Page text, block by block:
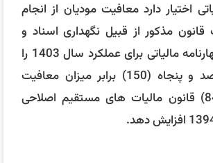
اختیار دارد معافیت مودیان از انجام
مذکور از قبیل نگهداری اسناد و
مدارک و ارائه اظهارنامه مالیاتی برای عملکرد سال 1403 را
به حداکثر یک صد و پنجاه (150) برابر میزان معافیت
موضوع ماده (84) قانون مالیات ‌های مستقیم اصلاحی